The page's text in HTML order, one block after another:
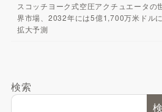
スコッチヨーク式空圧アクチュエータの
界市場、2032年には5億1,700万米ドルに
拡大予測
検索